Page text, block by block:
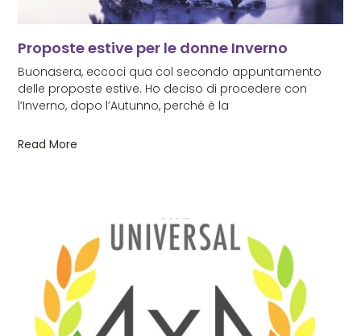
Proposte estive per le donne Inverno
Buonasera, eccoci qua col secondo appuntamento
delle proposte estive. Ho deciso di procedere con
l’Inverno, dopo l’Autunno, perché è la
Read More